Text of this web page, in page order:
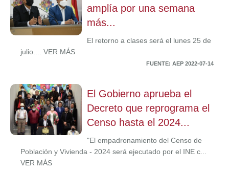
amplía por una semana
más...
El retorno a clases será el lunes 25 de
julio.... VER MÁS
FUENTE: AEP 2022-07-14
El Gobierno aprueba el
Decreto que reprograma el
Censo hasta el 2024...
"El empadronamiento del Censo de
Población y Vivienda - 2024 será ejecutado por el INE c...
VER MÁS